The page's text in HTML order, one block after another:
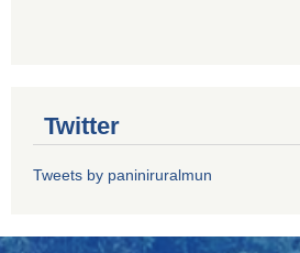
Twitter
Tweets by paniniruralmun